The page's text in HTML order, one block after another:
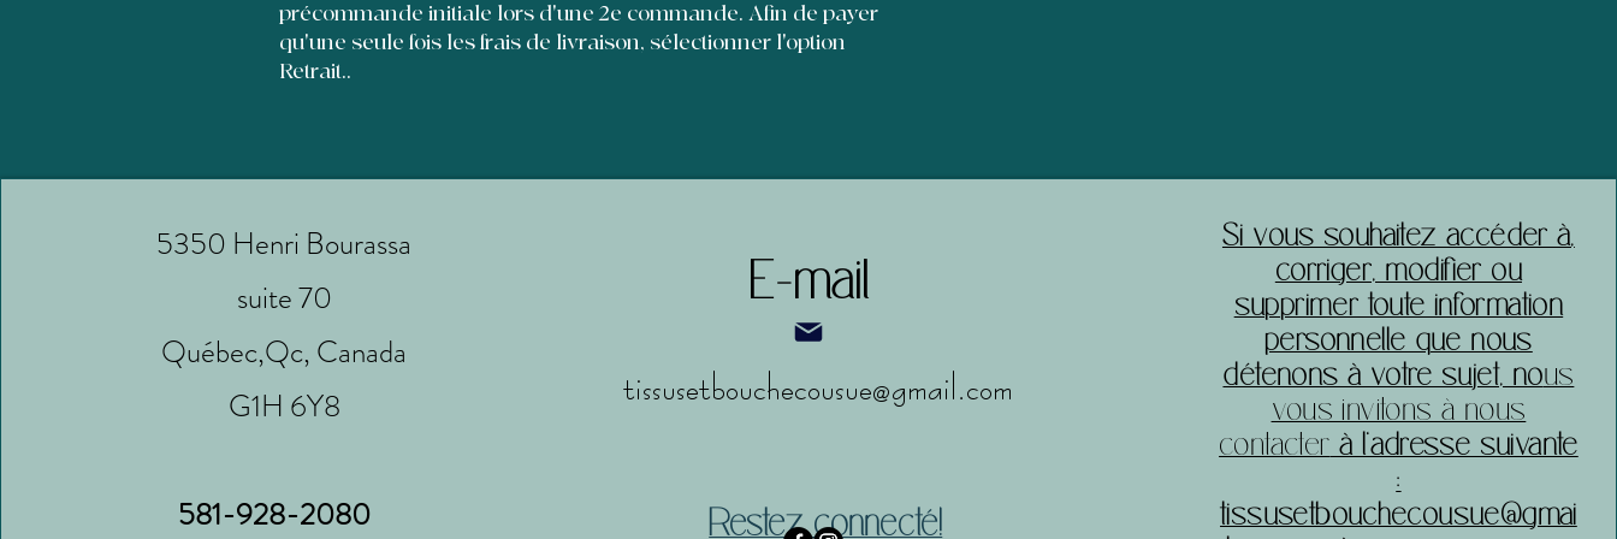
précommande initiale lors d'une 2e commande. Afin de payer
qu'une seule fois les frais de livraison, sélectionner l'option
Retrait..
5350 Henri Bourassa
suite 70
Québec,Qc, Canada
G1H 6Y8
581-928-2080
E-mail
tissusetbouchecousue@gmail.com
Restez connecté!
​Si vous souhaitez accéder à,
corriger, modifier ou
supprimer toute information
personnelle que nous
détenons à votre sujet, nous
vous invitons à nous
contacter à l’adresse suivante
:
tissusetbouchecousue@gmai